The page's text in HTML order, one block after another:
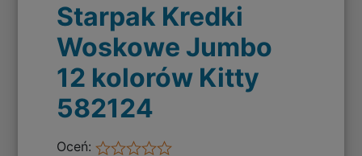
Starpak Kredki
Woskowe Jumbo
12 kolorów Kitty
582124
Oceń: